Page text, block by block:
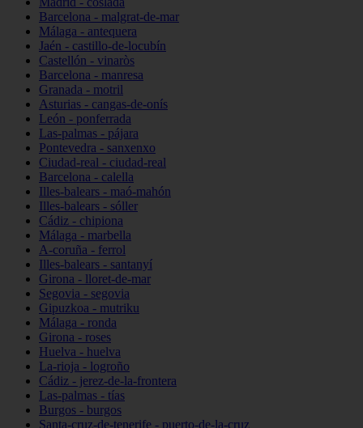
Barcelona - malgrat-de-mar
Málaga - antequera
Jaén - castillo-de-locubín
Castellón - vinaròs
Barcelona - manresa
Granada - motril
Asturias - cangas-de-onís
León - ponferrada
Las-palmas - pájara
Pontevedra - sanxenxo
Ciudad-real - ciudad-real
Barcelona - calella
Illes-balears - maó-mahón
Illes-balears - sóller
Cádiz - chipiona
Málaga - marbella
A-coruña - ferrol
Illes-balears - santanyí
Girona - lloret-de-mar
Segovia - segovia
Gipuzkoa - mutriku
Málaga - ronda
Girona - roses
Huelva - huelva
La-rioja - logroño
Cádiz - jerez-de-la-frontera
Las-palmas - tías
Burgos - burgos
Santa-cruz-de-tenerife - puerto-de-la-cruz